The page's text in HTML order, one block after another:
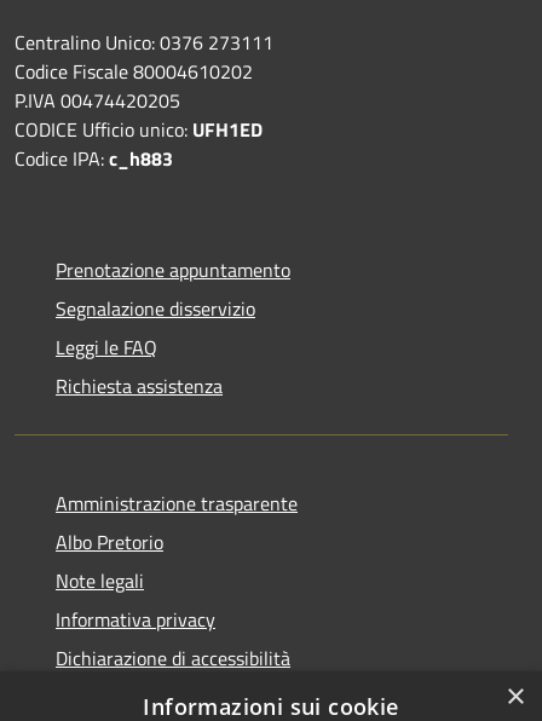
Centralino Unico: 0376 273111
Codice Fiscale 80004610202
P.IVA 00474420205
CODICE Ufficio unico: UFH1ED
Codice IPA:c_h883
Prenotazione appuntamento
Segnalazione disservizio
Leggi le FAQ
Richiesta assistenza
Amministrazione trasparente
Albo Pretorio
Note legali
Informativa privacy
Dichiarazione di accessibilità
Obiettivi di accessibilità
×
Informazioni sui cookie